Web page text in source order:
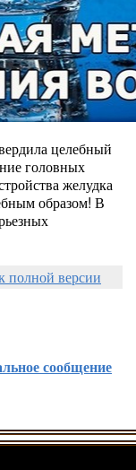
целебный
головных
желудка
образом! В
полной версии
сообщение